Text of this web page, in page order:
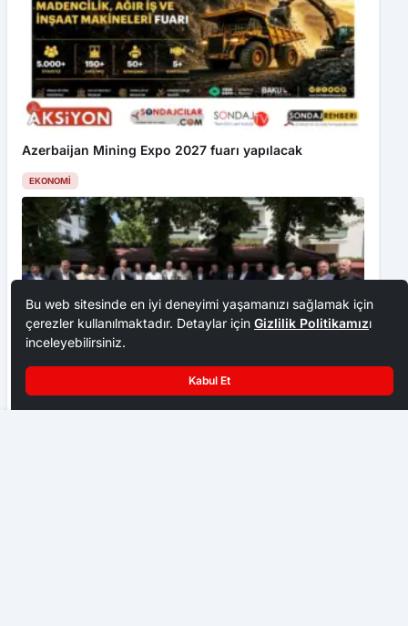
Azerbaijan Mining Expo 2027 fuarı yapılacak
EKONOMI
Bu web sitesinde en iyi deneyimi yaşamanızı sağlamak için
çerezler kullanılmaktadır. Detaylar için Gizlilik Politikamızı
inceleyebilirsiniz.
Kabul Et